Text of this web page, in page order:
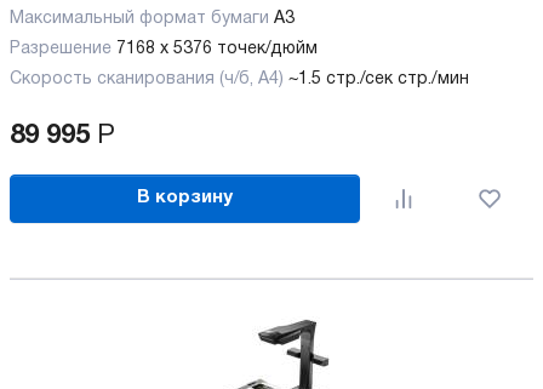
Максимальный формат бумаги А3
Разрешение 7168 x 5376 точек/дюйм
Скорость сканирования (ч/б, А4) ~1.5 стр./сек стр./мин
89 995 Р
В корзину